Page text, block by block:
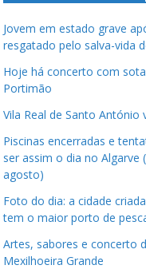
Jovem em estado grave
resgatado pelo salva-vida
Hoje há concerto com
Portimão
Vila Real de Santo António
Piscinas encerradas e
ser assim o dia no Algarve
agosto)
Foto do dia: a cidade
tem o maior porto de
Artes, sabores e concerto
Mexilhoeira Grande